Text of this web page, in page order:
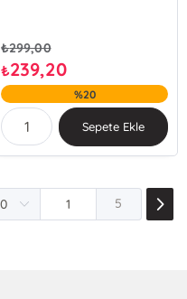
₺299,00
₺239,20
%20
Sepete Ekle
5